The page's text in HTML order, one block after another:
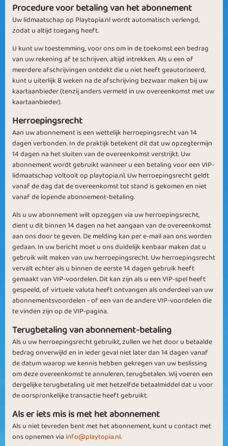
Procedure voor betaling van het abonnement
Uw lidmaatschap op Playtopia.nl wordt automatisch verlengd,
zodat u altijd toegang heeft.
U kunt uw toestemming, voor ons om in de toekomst een bedrag
van uw rekening af te schrijven, altijd intrekken. Als u een of
meerdere afschrijvingen ontdekt die u niet heeft geautoriseerd,
kunt u uiterlijk 8 weken na de afschrijving bezwaar maken bij uw
kaartaanbieder (tenzij anders vermeld in uw overeenkomst met uw
kaartaanbieder).
Herroepingsrecht
Aan uw abonnement is een wettelijk herroepingsrecht van 14
dagen verbonden. In de praktijk betekent dit dat uw opzegtermijn
14 dagen na het sluiten van de overeenkomst verstrijkt. Uw
abonnement wordt gebruikt wanneer u een betaling voor een VIP-
lidmaatschap voltooit op playtopia.nl. Uw herroepingsrecht geldt
vanaf de dag dat de overeenkomst tot stand is gekomen en niet
vanaf de lopende abonnement-betaling.
Als u uw abonnement wilt opzeggen via uw herroepingsrecht,
dient u dit binnen 14 dagen na het aangaan van de overeenkomst
aan ons door te geven. De melding kan per e-mail aan ons worden
gedaan. In uw bericht moet u ons duidelijk kenbaar maken dat u
gebruik wilt maken van uw herroepingsrecht. Uw herroepingsrecht
vervalt echter als u binnen de eerste 14 dagen gebruik heeft
gemaakt van VIP-voordelen. Dit kan zijn als u een VIP-spel heeft
gespeeld, of virtuele valuta heeft ontvangen als onderdeel van uw
abonnementsvoordelen - of een van de andere VIP-voordelen die
te vinden zijn op de VIP-pagina.
Terugbetaling van abonnement-betaling
Als u uw herroepingsrecht gebruikt, zullen we het door u betaalde
bedrag onverwijld en in ieder geval niet later dan 14 dagen vanaf
de datum waarop we kennis hebben gekregen van uw beslissing
om deze overeenkomst te annuleren, terugbetalen. Wij voeren een
dergelijke terugbetaling uit met hetzelfde betaalmiddel dat u voor
de oorspronkelijke transactie heeft gebruikt.
Als er iets mis is met het abonnement
Als u niet tevreden bent met het abonnement, kunt u contact met
ons opnemen via info@playtopia.nl.